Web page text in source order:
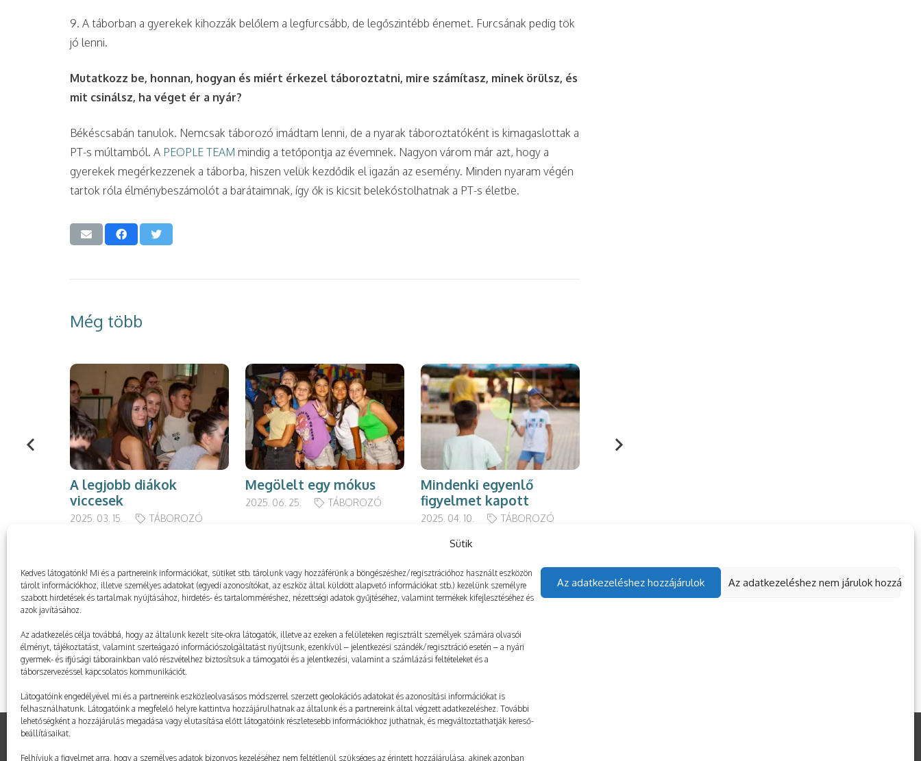
Sütik
Kedves látogatónk! Mi és a partnereink információkat, sütiket stb. tárolunk vagy hozzáférünk a böngészéshez/regisztrációhoz használt eszközön
tárolt információkhoz, illetve személyes adatokat (egyedi azonosítókat, az eszköz által küldött alapvető információkat stb.) kezelünk személyre
szabott hirdetések és tartalmak nyújtásához, hirdetés- és tartalomméréshez, nézettségi adatok gyűjtéséhez, valamint termékek kifejlesztéséhez és
azok javításához.
Az adatkezelés célja továbbá, hogy az általunk kezelt site-okra látogatók, illetve az ezeken a felületeken regisztrált személyek számára olvasói
élményt, tájékoztatást, valamint szerteágazó információszolgáltatást nyújtsunk, ezenkívül – jelentkezési szándék/regisztráció esetén – a nyári
gyermek- és ifjúsági táborainkban való részvételhez biztosítsuk a támogatói és a jelentkezési, valamint a számlázási feltételeket és a
táborszervezéssel kapcsolatos kommunikációt.
Látogatóink engedélyével mi és a partnereink eszközleolvasásos módszerrel szerzett geolokációs adatokat és azonosítási információkat is
felhasználhatunk. Látogatóink a megfelelő helyre kattintva hozzájárulhatnak az általunk és a partnereink által végzett adatkezeléshez. További
lehetőségként a hozzájárulás megadása vagy elutasítása előtt látogatóink részletesebb információkhoz juthatnak, és megváltoztathatják kereső-
beállításaikat.
Felhívjuk a figyelmet arra, hogy a személyes adatok bizonyos kezeléséhez nem feltétlenül szükséges az érintett hozzájárulása, akinek azonban
Az adatkezeléshez hozzájárulok Az adatkezeléshez nem járulok hozzá
9. A táborban a gyerekek kihozzák belőlem a legfurcsább, de legőszintébb énemet. Furcsának pedig tök
jó lenni.
Mutatkozz be, honnan, hogyan és miért érkezel táboroztatni, mire számítasz, minek örülsz, és
mit csinálsz, ha véget ér a nyár?
Békéscsabán tanulok. Nemcsak táborozó imádtam lenni, de a nyarak táboroztatóként is kimagaslottak a
PT-s múltamból. A PEOPLE TEAM mindig a tetőpontja az évemnek. Nagyon várom már azt, hogy a
gyerekek megérkezzenek a táborba, hiszen velük kezdődik el igazán az esemény. Minden nyaram végén
tartok róla élménybeszámolót a barátaimnak, így ők is kicsit belekóstolhatnak a PT-s életbe.
Még több
A legjobb diákok
viccesek
2025. 03. 15. TÁBOROZÓ
Megölelt egy mókus
2025. 06. 25. TÁBOROZÓ
Mindenki egyenlő
figyelmet kapott
2025. 04. 10. TÁBOROZÓ